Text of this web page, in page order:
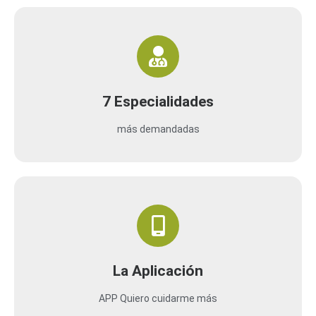
7 Especialidades
más demandadas
Medicina General, Enfermería, Pediatría, Ginecología,
La Aplicación
APP Quiero cuidarme más
Servicio de consulta online con tu médico por:
Chat, Videollamada, Teléfono.